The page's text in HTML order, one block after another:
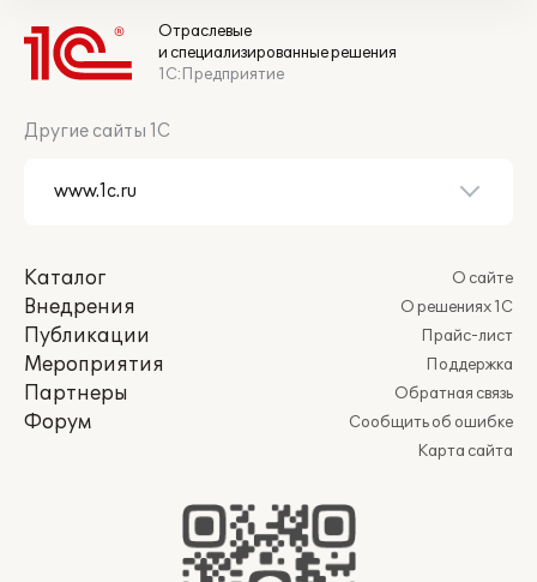
Отраслевые
и специализированные решения
1С:Предприятие
Другие сайты 1С
Каталог
Внедрения
Публикации
Мероприятия
Партнеры
Форум
О сайте
О решениях 1С
Прайс-лист
Поддержка
Обратная связь
Сообщить об ошибке
Карта сайта